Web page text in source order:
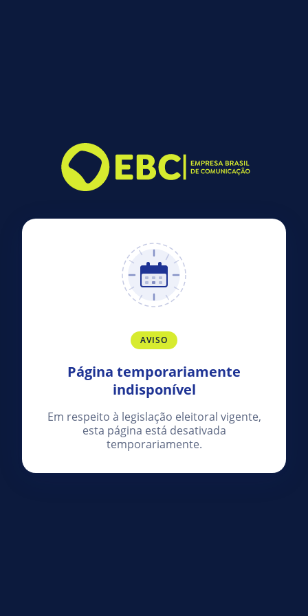
AVISO
Página temporariamente
indisponível
Em respeito à legislação eleitoral vigente,
esta página está desativada
temporariamente.